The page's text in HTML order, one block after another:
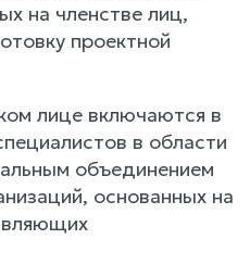
на членстве лиц,
проектной
лице включаются в
в области
объединением
основанных на